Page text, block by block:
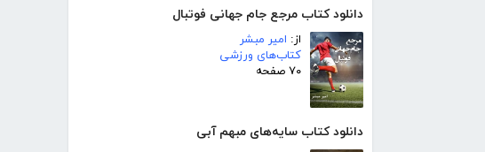
دانلود کتاب مرجع جام جهانی فوتبال
از: امیر مبشر
کتاب‌های ورزشی
۷۰ صفحه
دانلود کتاب سایه‌های مبهم آبی